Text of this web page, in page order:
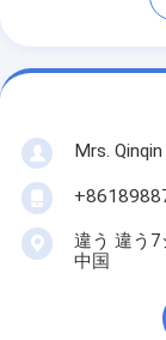
Mrs. Qinqin
違う 違う7
中国